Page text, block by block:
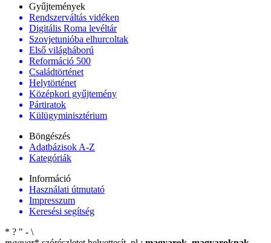
Gyűjtemények
Rendszerváltás vidéken
Digitális Roma levéltár
Szovjetunióba elhurcoltak
Első világháború
Reformáció 500
Családtörténet
Helytörténet
Középkori gyűjtemény
Pártiratok
Külügyminisztérium
Böngészés
Adatbázisok A-Z
Kategóriák
Információ
Használati útmutató
Impresszum
Keresési segítség
* ? " - \